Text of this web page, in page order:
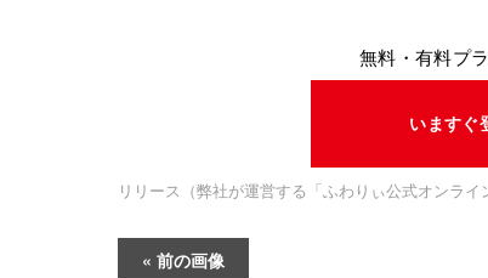
無料・有料プ
いますぐ
リリース（弊社が運営する「ふわりぃ公式オンラ
前の画像